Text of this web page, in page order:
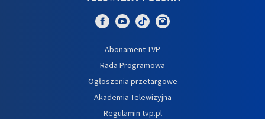
Abonament TVP
Rada Programowa
Ogłoszenia przetargowe
Akademia Telewizyjna
Regulamin tvp.pl